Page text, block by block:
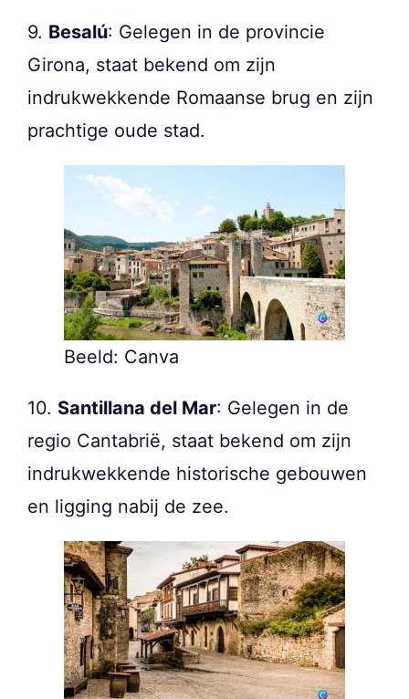
9. Besalú: Gelegen in de provincie
Girona, staat bekend om zijn
indrukwekkende Romaanse brug en zijn
prachtige oude stad.
Beeld: Canva
10. Santillana del Mar: Gelegen in de
regio Cantabrië, staat bekend om zijn
indrukwekkende historische gebouwen
en ligging nabij de zee.